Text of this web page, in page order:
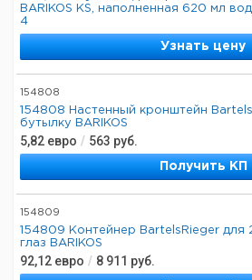
BARIKOS KS, наполненная 620 мл
4
Узнать цену
154808
154808 Настенный кронштейн
бутылку BARIKOS
5,82 евро / 563 руб.
Получить КП
154809
154809 Контейнер BartelsRieger для
глаз BARIKOS
92,12 евро / 8 911 руб.